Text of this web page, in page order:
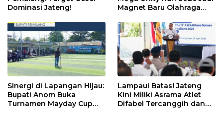
Dominasi Jateng!
Magnet Baru Olahraga
Sinergi di Lapangan Hijau:
Bupati Anom Buka
Turnamen Mayday Cup
Lampaui Batas! Jateng
Kini Miliki Asrama Atlet
Difabel Tercanggih dan